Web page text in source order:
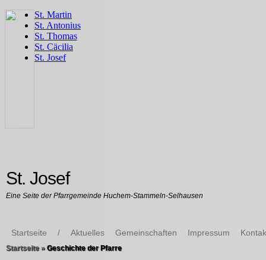
St. Josef
Eine Seite der Pfarrgemeinde Huchem-Stammeln-Selhausen
Startseite / Aktuelles Gemeinschaften Impressum
Startseite »Geschichte der Pfarre